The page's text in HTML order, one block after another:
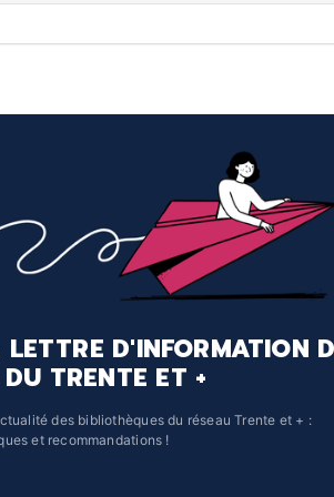
D'INFORMATION
TRENTE ET +
des bibliothèques du réseau Trente et + :
et recommandations !